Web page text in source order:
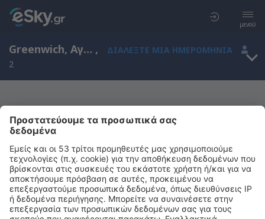
μενού
Greenwich, Αγγλία, Ηνωμένο Βασίλειο ,
ΔΙΑΛΈΞΤΕ ΜΙΑ ΗΜΕΡΟΜΗΝΊΑ
2
Μας συγχωρείτε, δεν υπάρχουν
αποτελέσματα για την αναζήτησή σας
Προσπαθήστε να κάνετε αναζήτηση με διαφορετικά κριτήρια